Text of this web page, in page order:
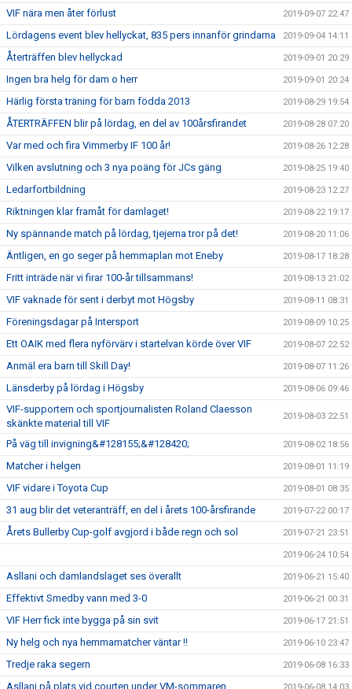
VIF nära men åter förlust 2019-09-07 22:47
Lördagens event blev hellyckat, 835 pers innanför grindarna 2019-09-04 14:11
Återträffen blev hellyckad 2019-09-01 20:29
Ingen bra helg för dam o herr 2019-09-01 20:24
Härlig första träning för barn födda 2013 2019-08-29 19:54
ÅTERTRÄFFEN blir på lördag, en del av 100årsfirandet 2019-08-28 07:20
Var med och fira Vimmerby IF 100 år! 2019-08-26 12:28
Vilken avslutning och 3 nya poäng för JCs gäng 2019-08-25 19:40
Ledarfortbildning 2019-08-23 12:27
Riktningen klar framåt för damlaget! 2019-08-22 19:17
Ny spännande match på lördag, tjejerna tror på det! 2019-08-20 11:06
Äntligen, en go seger på hemmaplan mot Eneby 2019-08-17 18:28
Fritt inträde när vi firar 100-år tillsammans! 2019-08-13 21:02
VIF vaknade för sent i derbyt mot Högsby 2019-08-11 08:31
Föreningsdagar på Intersport 2019-08-09 10:25
Ett OAIK med flera nyförvärv i startelvan körde över VIF 2019-08-07 22:52
Anmäl era barn till Skill Day! 2019-08-07 11:26
Länsderby på lördag i Högsby 2019-08-06 09:46
VIF-supportern och sportjournalisten Roland Claesson
skänkte material till VIF
2019-08-03 22:51
På väg till invigning&#128155;&#128420; 2019-08-02 18:56
Matcher i helgen 2019-08-01 11:19
VIF vidare i Toyota Cup 2019-08-01 08:35
31 aug blir det veteranträff, en del i årets 100-årsfirande 2019-07-22 00:17
Årets Bullerby Cup-golf avgjord i både regn och sol 2019-07-21 23:51
2019-06-24 10:54
Asllani och damlandslaget ses överallt 2019-06-21 15:40
Effektivt Smedby vann med 3-0 2019-06-21 00:31
VIF Herr fick inte bygga på sin svit 2019-06-17 21:51
Ny helg och nya hemmamatcher väntar !! 2019-06-10 23:47
Tredje raka segern 2019-06-08 16:33
Asllani på plats vid courten under VM-sommaren